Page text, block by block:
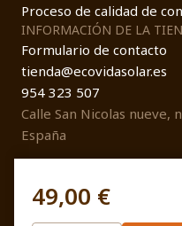
49,00 €
Proceso de calidad de
INFORMACIÓN DE LA
Formulario de contacto
tienda@ecovidasolar.es
954 323 507
Calle San Nicolas nueve,
España
© EcovidaSolar 2026